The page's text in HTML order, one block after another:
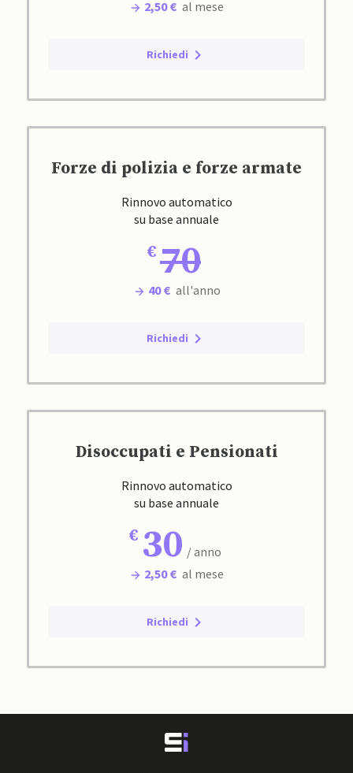
2,50 € al mese
Richiedi
Forze di polizia e forze armate
Rinnovo automatico
su base annuale
70
40 € all'anno
Richiedi
Disoccupati e Pensionati
Rinnovo automatico
su base annuale
30 / anno
2,50 € al mese
Richiedi